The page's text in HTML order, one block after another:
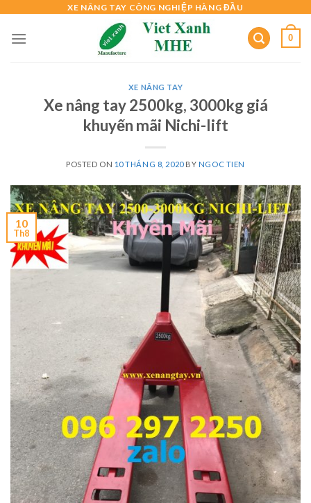
content
XE NÂNG TAY CÔNG NGHIỆP HÀNG ĐẦU
0
XE NÂNG TAY
Xe nâng tay 2500kg, 3000kg giá
khuyến mãi Nichi-lift
POSTED ON 10 THÁNG 8, 2020BY NGOC TIEN
10
Th8